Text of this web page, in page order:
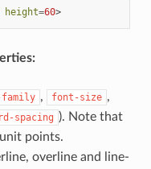
height=60>
, font-size ,
spacing ). Note that
points.
overline and line-